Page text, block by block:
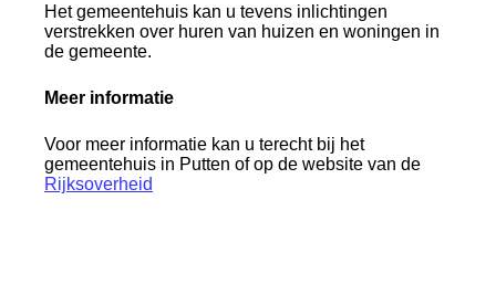
Het gemeentehuis kan u tevens inlichtingen
verstrekken over huren van huizen en woningen in
de gemeente.
Meer informatie
Voor meer informatie kan u terecht bij het
gemeentehuis in Putten of op de website van de
Rijksoverheid